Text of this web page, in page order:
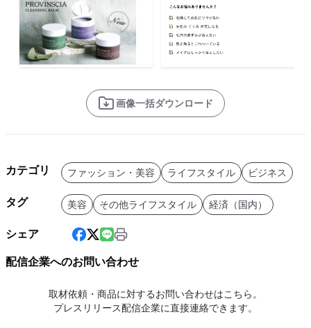
画像一括ダウンロード
カテゴリ ファッション・美容 ライフスタイル ビジネス
タグ 美容 その他ライフスタイル 経済（国内）
シェア
配信企業へのお問い合わせ
取材依頼・商品に対するお問い合わせはこちら。
プレスリリース配信企業に直接連絡できます。